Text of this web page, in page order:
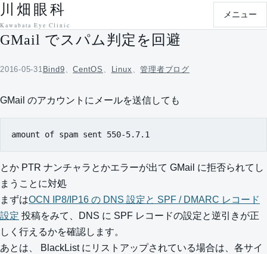
本文へ移動
川畑眼科
Kawabata Eye Clinic
メニュー
GMail でスパム判定を回避
2016-05-31 Bind9 、CentOS Linux 、管理者ブログ
GMail のアカウントにメールを送信しても
amount of spam sent 550-5.7.1
とか PTR ナンチャラとかエラーが出て GMail に拒否られてし
まうことに対処
まずはOCN IP8/IP16 の DNS 設定と SPF / DMARC レコード
設定 投稿をみて、DNS に SPF レコードの設定と逆引きが正
しく行えるかを確認します。
あとは、 BlackList にリストアップされている場合は、各サイ